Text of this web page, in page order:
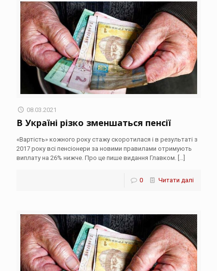
08.03.2021
В Україні різко зменшаться пенсії
«Вартість» кожного року стажу скоротилася і в результаті з
2017 року всі пенсіонери за новими правилами отримують
виплату на 26% нижче. Про це пише видання Главком.[…]
0 Читати далі